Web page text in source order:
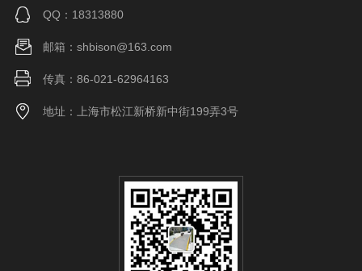
QQ：18313880
邮箱：shbison@163.com
传真：86-021-62964163
地址：上海市松江新桥新中街199弄3号